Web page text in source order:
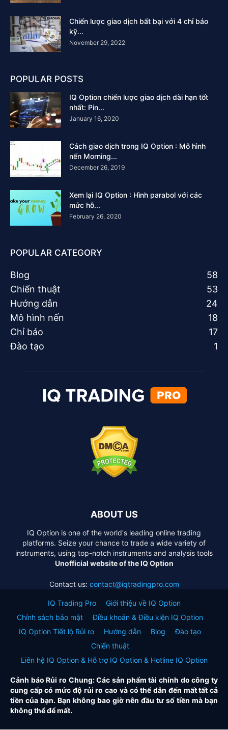
Chiến lược giao dịch bất bại với 4 chỉ báo
kỹ...
November 29, 2022
POPULAR POSTS
IQ Option chiến lược giao dịch dài hạn tốt
nhất: Pin...
January 16, 2020
Cách giao dịch trong IQ Option : Mô hình
nến Morning...
December 26, 2019
Xem lại IQ Option : Hình parabol với các
mức hỗ...
February 26, 2020
POPULAR CATEGORY
Blog
58
Chiến thuật
53
Hướng dẫn
24
Mô hình nến
18
Chỉ báo
17
Đào tạo
1
ABOUT US
IQ Option is one of the world's leading online trading
platforms. Seize your chance to trade a wide variety of
instruments, using top-notch instruments and analysis tools
Unofficial website of the IQ Option
Contact us: contact@iqtradingpro.com
IQ Trading Pro
Giới thiệu về IQ Option
Chính sách bảo mật
Điều khoản & Điều kiện IQ Option
IQ Option Tiết lộ Rủi ro
Hướng dẫn Blog
Đào tạo
Chiến thuật
Liên hệ IQ Option & Hỗ trợ IQ Option & Hotline IQ Option
Cảnh báo Rủi ro Chung: Các sản phẩm tài chính do công ty
cung cấp có mức độ rủi ro cao và có thể dẫn đến mất tất cả
tiền của bạn. Bạn không bao giờ nên đầu tư số tiền mà bạn
không thể để mất.